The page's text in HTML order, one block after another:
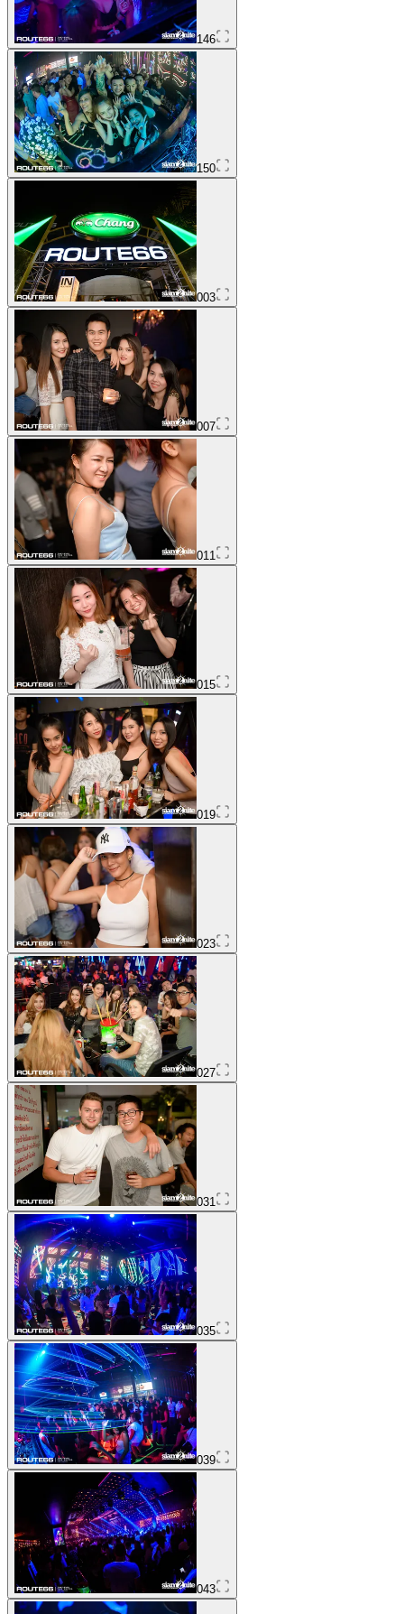
146
150
003
007
011
015
019
023
027
031
035
039
043